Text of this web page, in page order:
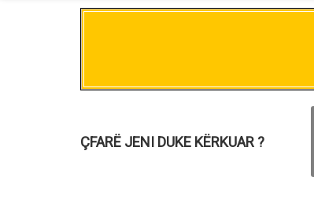
ÇFARË JENI DUKE KËRKUAR ?